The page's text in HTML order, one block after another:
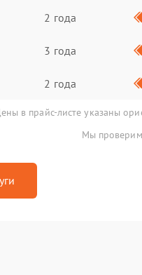
2 года
3 года
2 года
в прайс-листе указаны
Мы проверим